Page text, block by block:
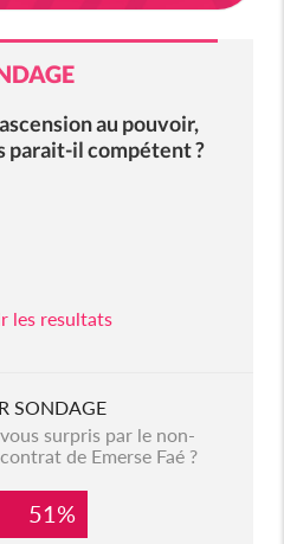
au pouvoir,
parait-il compétent ?
les resultats
SONDAGE
surpris par le non-
de Emerse Faé ?
51%